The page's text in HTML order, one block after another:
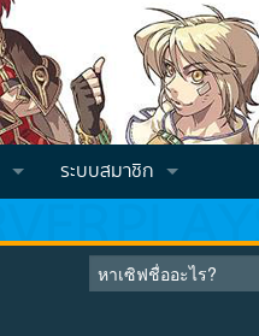
ระบบสมาชิก
Login